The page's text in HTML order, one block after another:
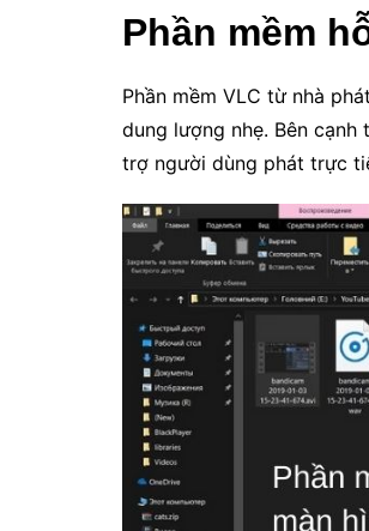
Phần mềm
Phần mềm VLC từ nhà
dung lượng nhẹ. Bên cạnh
trợ người dùng phát trực